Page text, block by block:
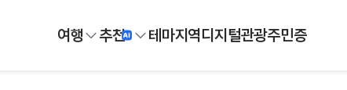
여행 추천 테마지역디지털관광주민증